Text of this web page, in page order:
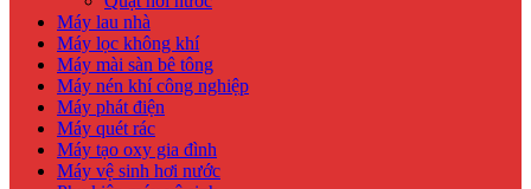
Máy lau nhà
Máy lọc không khí
Máy mài sàn bê tông
Máy nén khí công nghiệp
Máy phát điện
Máy quét rác
Máy tạo oxy gia đình
Máy vệ sinh hơi nước